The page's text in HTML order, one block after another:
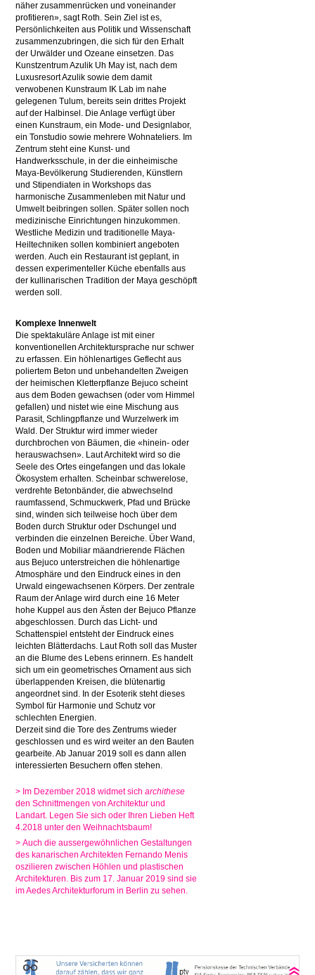
näher zusammenrücken und voneinander
profitieren», sagt Roth. Sein Ziel ist es,
Persönlichkeiten aus Politik und Wissenschaft
zusammenzubringen, die sich für den Erhalt
der Urwälder und Ozeane einsetzen. Das
Kunstzentrum Azulik Uh May ist, nach dem
Luxusresort Azulik sowie dem damit
verwobenen Kunstraum IK Lab im nahe
gelegenen Tulum, bereits sein drittes Projekt
auf der Halbinsel. Die Anlage verfügt über
einen Kunstraum, ein Mode- und Designlabor,
ein Tonstudio sowie mehrere Wohnateliers. Im
Zentrum steht eine Kunst- und
Handwerksschule, in der die einheimische
Maya-Bevölkerung Studierenden, Künstlern
und Stipendiaten in Workshops das
harmonische Zusammenleben mit Natur und
Umwelt beibringen sollen. Später sollen noch
medizinische Einrichtungen hinzukommen.
Westliche Medizin und traditionelle Maya-
Heiltechniken sollen kombiniert angeboten
werden.Auch ein Restaurant ist geplant, in
dessen experimenteller Küche ebenfalls aus
der kullinarischen Tradition der Maya geschöpft
werden soll.
Komplexe Innenwelt
Die spektakuläre Anlage ist mit einer
konventionellen Architektursprache nur schwer
zu erfassen. Ein höhlenartiges Geflecht aus
poliertem Beton und unbehandelten Zweigen
der heimischen Kletterpflanze Bejuco scheint
aus dem Boden gewachsen (oder vom Himmel
gefallen) und nistet wie eine Mischung aus
Parasit, Schlingpflanze und Wurzelwerk im
Wald. Der Struktur wird immer wieder
durchbrochen von Bäumen, die «hinein- oder
herauswachsen». Laut Architekt wird so die
Seele des Ortes eingefangen und das lokale
Ökosystem erhalten. Scheinbar schwerelose,
verdrehte Betonbänder, die abwechselnd
raumfassend, Schmuckwerk, Pfad und Brücke
sind, winden sich teilweise hoch über dem
Boden durch Struktur oder Dschungel und
verbinden die einzelnen Bereiche. Über Wand,
Boden und Mobiliar mäandrierende Flächen
aus Bejuco unterstreichen die höhlenartige
Atmosphäre und den Eindruck eines in den
Urwald eingewachsenen Körpers. Der zentrale
Raum der Anlage wird durch eine 16 Meter
hohe Kuppel aus den Ästen der Bejuco Pflanze
abgeschlossen. Durch das Licht- und
Schattenspiel entsteht der Eindruck eines
leichten Blätterdachs. Laut Roth soll das Muster
an die Blume des Lebens erinnern. Es handelt
sich um ein geometrisches Ornament aus sich
überlappenden Kreisen, die blütenartig
angeordnet sind. In der Esoterik steht dieses
Symbol für Harmonie und Schutz vor
schlechten Energien.
Derzeit sind die Tore des Zentrums wieder
geschlossen und es wird weiter an den Bauten
gearbeite. Ab Januar 2019 soll es dann allen
interessierten Besuchern offen stehen.
> Im Dezember 2018 widmet sicharchithese
den Schnittmengen von Architektur und
Landart. Legen Sie sich oder Ihren Lieben Heft
4.2018 unter den Weihnachtsbaum!
> Auch die aussergewöhnlichen Gestaltungen
des kanarischen Architekten Fernando Menis
oszilieren zwischen Höhlen und plastischen
Architekturen. Bis zum 17. Januar 2019 sind sie
im Aedes Architekturforum in Berlin zu sehen.